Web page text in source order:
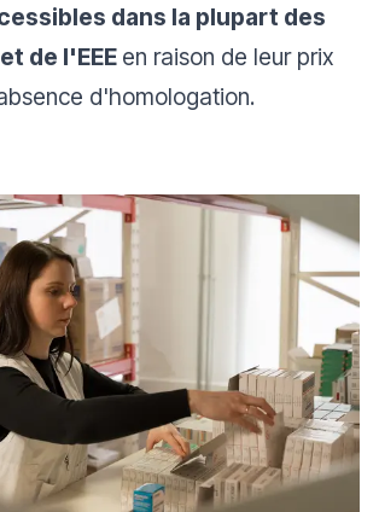
dans la plupart des
de l'EEE en raison de leur prix
d'homologation.